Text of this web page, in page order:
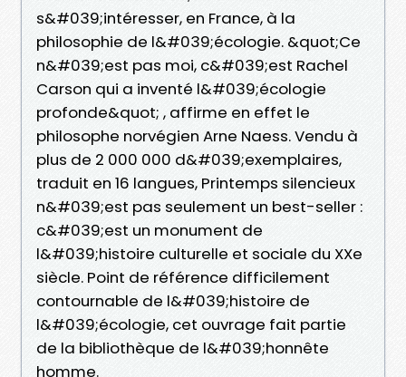
s&#039;intéresser, en France, à la
philosophie de l&#039;écologie. &quot;Ce
n&#039;est pas moi, c&#039;est Rachel
Carson qui a inventé l&#039;écologie
profonde&quot; , affirme en effet le
philosophe norvégien Arne Naess. Vendu à
plus de 2 000 000 d&#039;exemplaires,
traduit en 16 langues, Printemps silencieux
n&#039;est pas seulement un best-seller :
c&#039;est un monument de
l&#039;histoire culturelle et sociale du XXe
siècle. Point de référence difficilement
contournable de l&#039;histoire de
l&#039;écologie, cet ouvrage fait partie
de la bibliothèque de l&#039;honnête
homme.